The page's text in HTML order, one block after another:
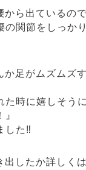
から出ているので
の関節をしっか
か足がムズムズ
た時に嬉しそうに
した‼︎
出したか詳しく